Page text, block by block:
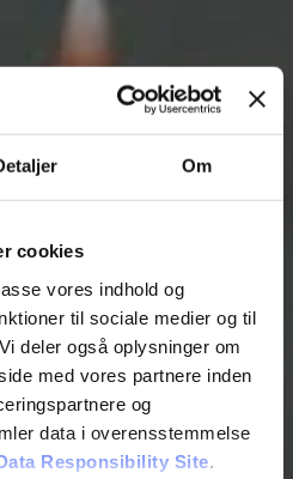
Om
cookies
vores indhold og
til sociale medier og til
deler også oplysninger om
med vores partnere inden
og
data i overensstemmelse
Responsibility Site